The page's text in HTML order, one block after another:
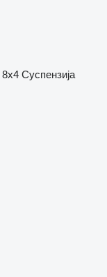
8x4 Суспензија